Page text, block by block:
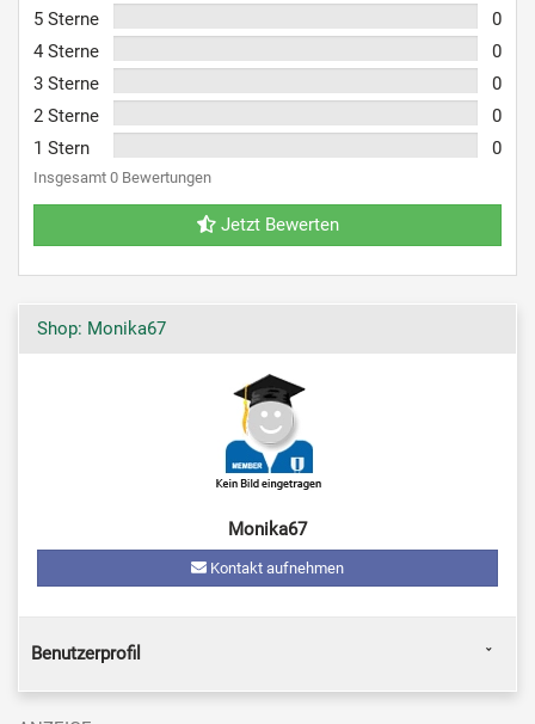
5 Sterne
0
4 Sterne
0
3 Sterne
0
2 Sterne
0
1 Stern
0
Insgesamt 0 Bewertungen
Jetzt Bewerten
Shop: Monika67
Monika67
Kontakt aufnehmen
Benutzerprofil